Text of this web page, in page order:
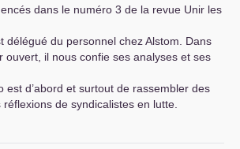
dans le numéro 3 de la revue Unir les
délégué du personnel chez Alstom. Dans
il nous confie ses analyses et ses
est d’abord et surtout de rassembler des
de syndicalistes en lutte.